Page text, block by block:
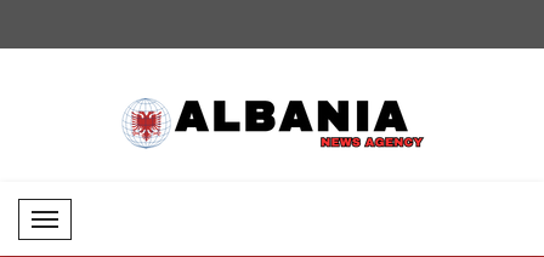
Mobil Menü